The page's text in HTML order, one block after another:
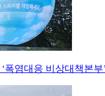
염대응 비상대책본부